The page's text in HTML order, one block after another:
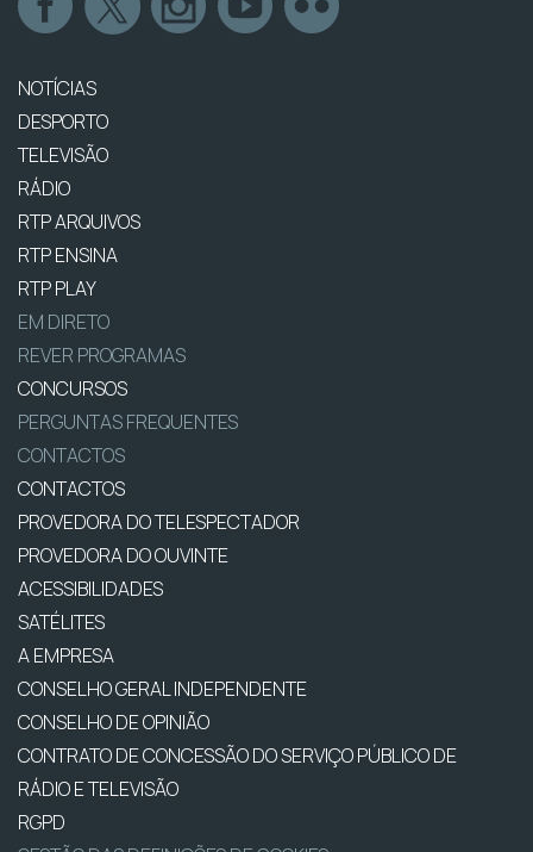
NOTÍCIAS
DESPORTO
TELEVISÃO
RÁDIO
RTP ARQUIVOS
RTP ENSINA
RTP PLAY
EM DIRETO
REVER PROGRAMAS
CONCURSOS
PERGUNTAS FREQUENTES
CONTACTOS
CONTACTOS
PROVEDORA DO TELESPECTADOR
PROVEDORA DO OUVINTE
ACESSIBILIDADES
SATÉLITES
A EMPRESA
CONSELHO GERAL INDEPENDENTE
CONSELHO DE OPINIÃO
CONTRATO DE CONCESSÃO DO SERVIÇO PÚBLICO DE
RÁDIO E TELEVISÃO
RGPD